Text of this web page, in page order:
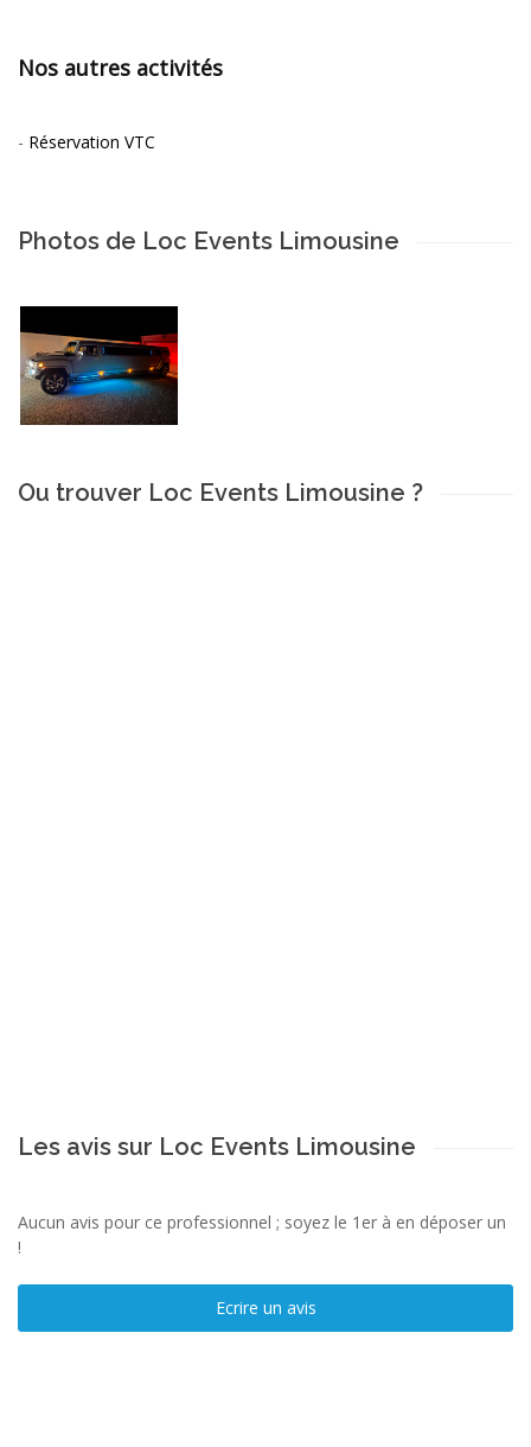
Nos autres activités
- Réservation VTC
Photos de Loc Events Limousine
Ou trouver Loc Events Limousine ?
Les avis sur Loc Events Limousine
Aucun avis pour ce professionnel ; soyez le 1er à en déposer un
!
Ecrire un avis